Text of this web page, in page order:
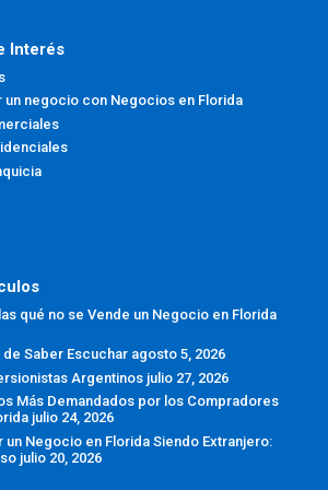
Interés
un negocio con Negocios en Florida
qué no se Vende un Negocio en Florida
Saber Escuchar agosto 5, 2026
Argentinos julio 27, 2026
Más Demandados por los Compradores
julio 24, 2026
un Negocio en Florida Siendo Extranjero:
julio 20, 2026